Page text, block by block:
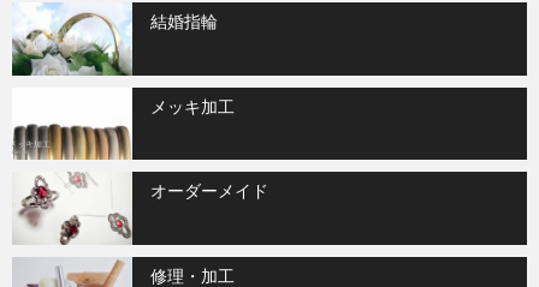
結婚指輪
メッキ加工
オーダーメイド
修理・加工